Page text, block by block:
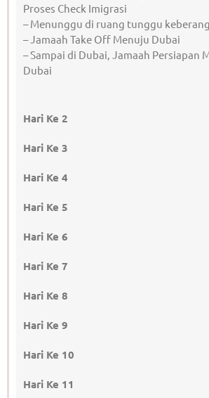
Proses Check Imigrasi
– Menunggu di ruang tunggu
– Jamaah Take Off Menuju Dubai
– Sampai di Dubai, Jamaah Persiapan
Dubai
Hari Ke 2
Hari Ke 3
Hari Ke 4
Hari Ke 5
Hari Ke 6
Hari Ke 7
Hari Ke 8
Hari Ke 9
Hari Ke 10
Hari Ke 11